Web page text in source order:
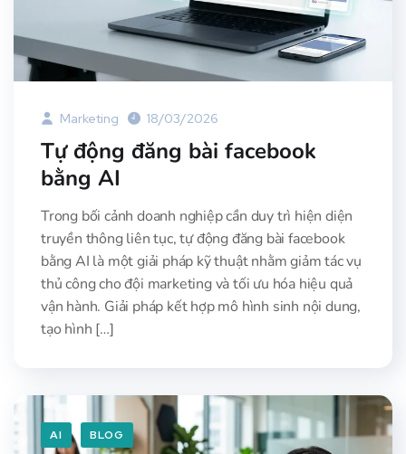
Marketing 18/03/2026
Tự động đăng bài facebook
bằng AI
Trong bối cảnh doanh nghiệp cần duy trì hiện diện
truyền thông liên tục, tự động đăng bài facebook
bằng AI là một giải pháp kỹ thuật nhằm giảm tác vụ
thủ công cho đội marketing và tối ưu hóa hiệu quả
vận hành. Giải pháp kết hợp mô hình sinh nội dung,
tạo hình […]
AI BLOG